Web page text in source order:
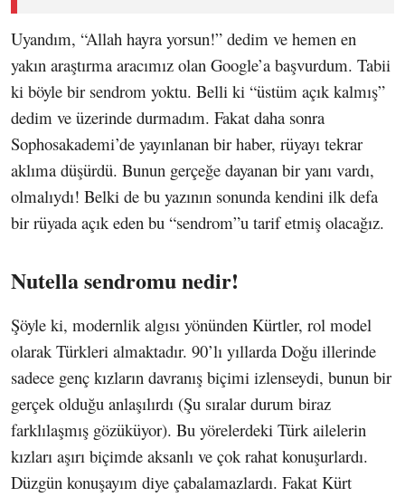
Uyandım, “Allah hayra yorsun!” dedim ve hemen en
yakın araştırma aracımız olan Google’a başvurdum. Tabii
ki böyle bir sendrom yoktu. Belli ki “üstüm açık kalmış”
dedim ve üzerinde durmadım. Fakat daha sonra
Sophosakademi’de yayınlanan bir haber, rüyayı tekrar
aklıma düşürdü. Bunun gerçeğe dayanan bir yanı vardı,
olmalıydı! Belki de bu yazının sonunda kendini ilk defa
bir rüyada açık eden bu “sendrom”u tarif etmiş olacağız.
Nutella sendromu nedir!
Şöyle ki, modernlik algısı yönünden Kürtler, rol model
olarak Türkleri almaktadır. 90’lı yıllarda Doğu illerinde
sadece genç kızların davranış biçimi izlenseydi, bunun bir
gerçek olduğu anlaşılırdı (Şu sıralar durum biraz
farklılaşmış gözüküyor). Bu yörelerdeki Türk ailelerin
kızları aşırı biçimde aksanlı ve çok rahat konuşurlardı.
Düzgün konuşayım diye çabalamazlardı. Fakat Kürt